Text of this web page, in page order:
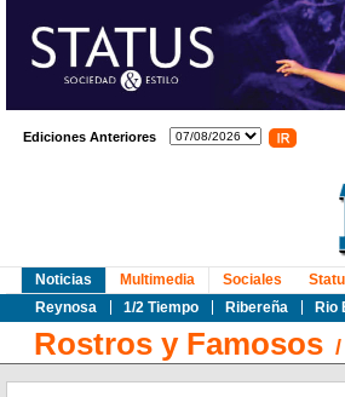
Ediciones Anteriores
Noticias
Reynosa
1/2 Tiempo Ribereña Rio
Multimedia Sociales
Rostros y Famosos /